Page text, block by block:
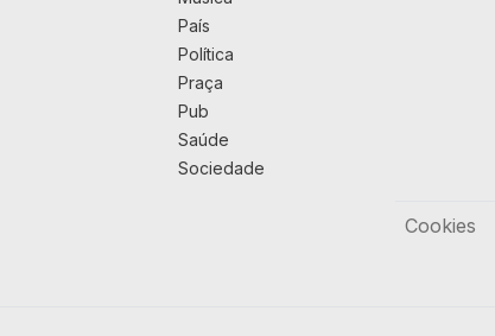
País
Política
Praça
Pub
Saúde
Sociedade
Cookies